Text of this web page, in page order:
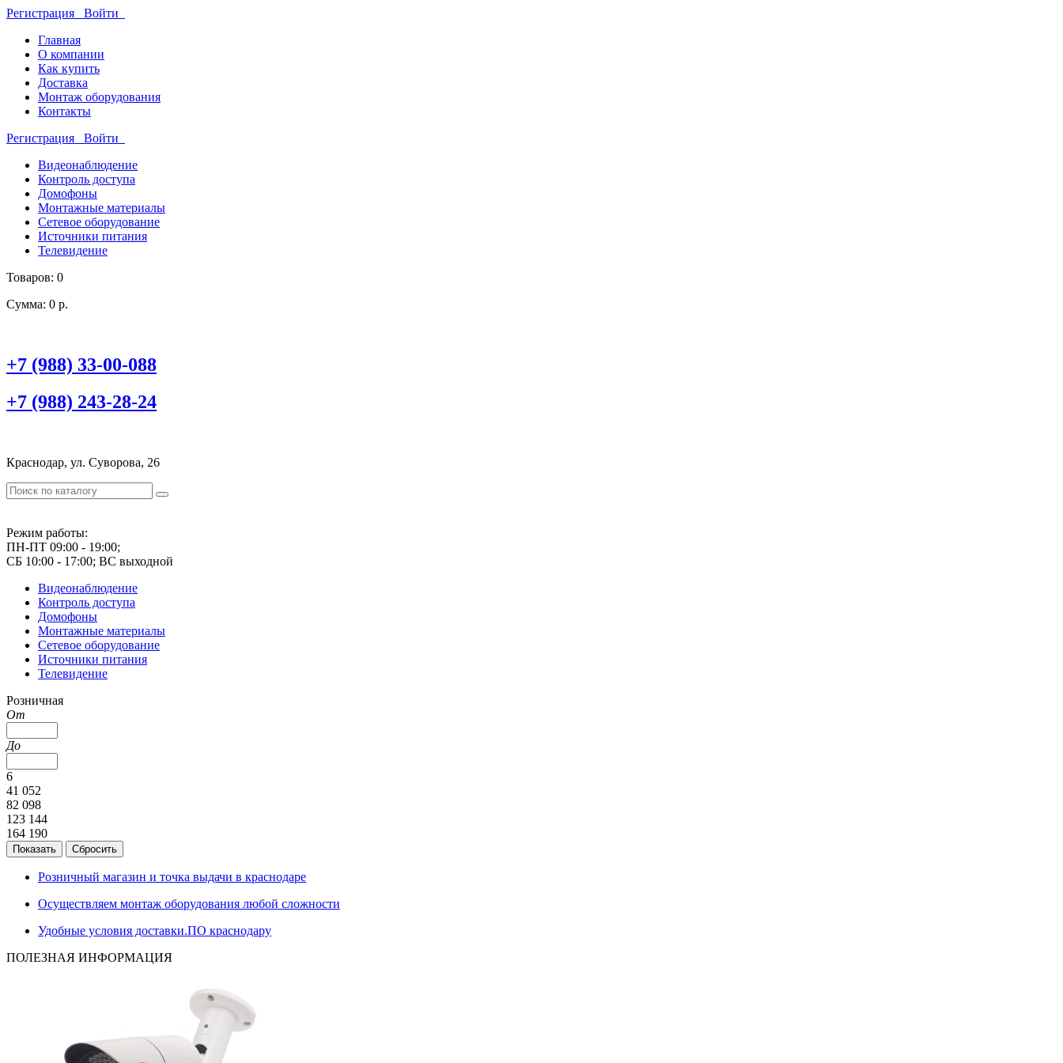
Регистрация Войти
Главная
О компании
Как купить
Доставка
Монтаж оборудования
Контакты
Регистрация Войти
Видеонаблюдение
Контроль доступа
Домофоны
Монтажные материалы
Сетевое оборудование
Источники питания
Телевидение
Товаров: 0
Сумма: 0 р.
+7 (988) 33-00-088
+7 (988) 243-28-24
Краснодар, ул. Суворова, 26
Режим работы:
ПН-ПТ 09:00 - 19:00;
СБ 10:00 - 17:00; ВС выходной
Видеонаблюдение
Контроль доступа
Домофоны
Монтажные материалы
Сетевое оборудование
Источники питания
Телевидение
Розничная
От
До
6
41 052
82 098
123 144
164 190
Розничный магазин и точка выдачи в краснодаре
Осуществляем монтаж оборудования любой сложности
Удобные условия доставки.ПО краснодару
ПОЛЕЗНАЯ ИНФОРМАЦИЯ